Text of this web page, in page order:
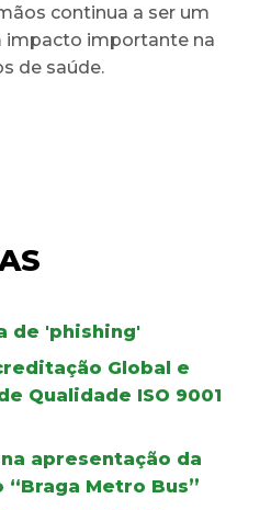
continua a ser um
impacto importante na
de saúde.
de 'phishing'
Global e
Qualidade ISO 9001
apresentação da
Metro Bus”